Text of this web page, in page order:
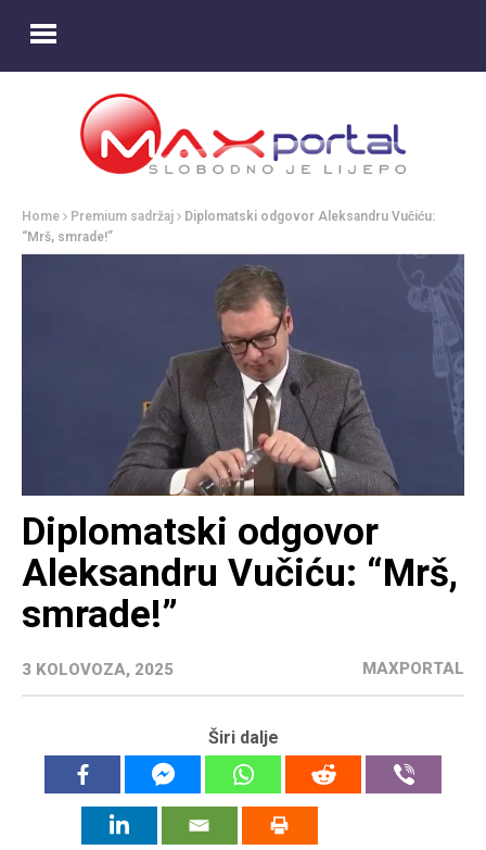
Home Premium sadržaj
Diplomatski odgovor Aleksandru Vučiću:
“Mrš, smrade!”
Diplomatski odgovor
Aleksandru Vučiću: “Mrš,
smrade!”
3 KOLOVOZA, 2025 MAXPORTAL
Širi dalje